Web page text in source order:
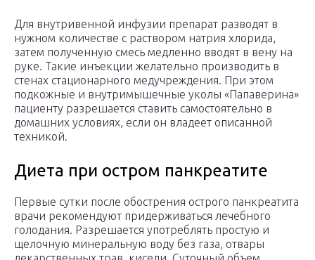
Для внутривенной инфузии препарат разводят в
нужном количестве с раствором натрия хлорида,
затем полученную смесь медленно вводят в вену на
руке. Такие инъекции желательно производить в
стенах стационарного медучреждения. При этом
подкожные и внутримышечные уколы «Папаверина»
пациенту разрешается ставить самостоятельно в
домашних условиях, если он владеет описанной
техникой.
Диета при остром панкреатите
Первые сутки после обострения острого панкреатита
врачи рекомендуют придерживаться лечебного
голодания. Разрешается употреблять простую и
щелочную минеральную воду без газа, отвары